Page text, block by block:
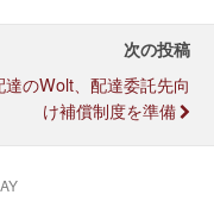
次の投稿
達のWolt、配達委託先向
け補償制度を準備